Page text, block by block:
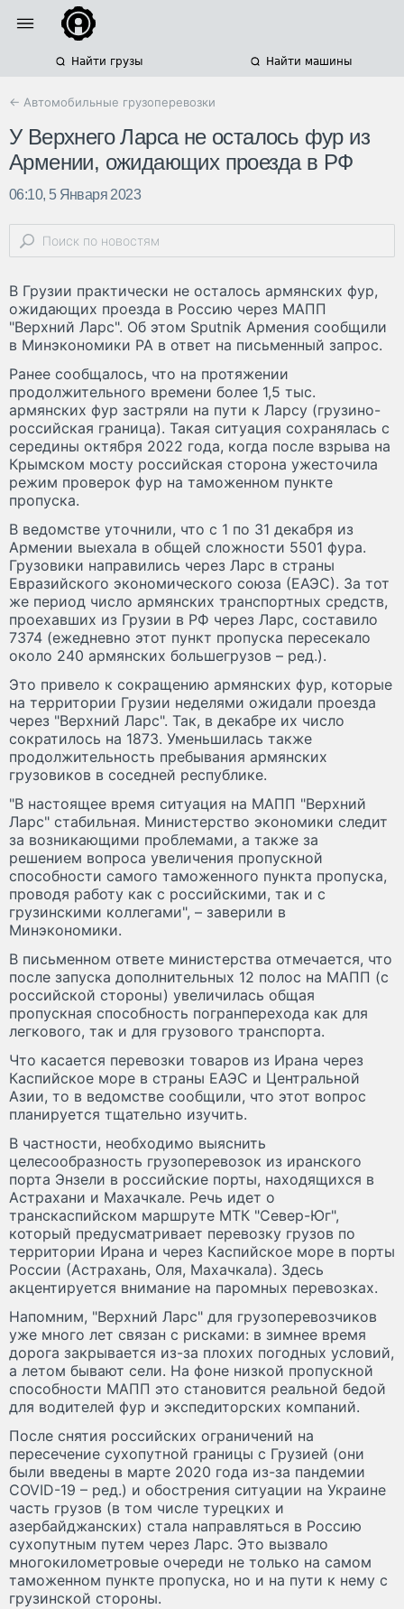
Найти грузы Найти машины
← Автомобильные грузоперевозки
У Верхнего Ларса не осталось фур из
Армении, ожидающих проезда в РФ
06:10, 5 Января 2023
В Грузии практически не осталось армянских фур,
ожидающих проезда в Россию через МАПП
"Верхний Ларс". Об этом Sputnik Армения сообщили
в Минэкономики РА в ответ на письменный запрос.
Ранее сообщалось, что на протяжении
продолжительного времени более 1,5 тыс.
армянских фур застряли на пути к Ларсу (грузино-
российская граница). Такая ситуация сохранялась с
середины октября 2022 года, когда после взрыва на
Крымском мосту российская сторона ужесточила
режим проверок фур на таможенном пункте
пропуска.
В ведомстве уточнили, что с 1 по 31 декабря из
Армении выехала в общей сложности 5501 фура.
Грузовики направились через Ларс в страны
Евразийского экономического союза (ЕАЭС). За тот
же период число армянских транспортных средств,
проехавших из Грузии в РФ через Ларс, составило
7374 (ежедневно этот пункт пропуска пересекало
около 240 армянских большегрузов – ред.).
Это привело к сокращению армянских фур, которые
на территории Грузии неделями ожидали проезда
через "Верхний Ларс". Так, в декабре их число
сократилось на 1873. Уменьшилась также
продолжительность пребывания армянских
грузовиков в соседней республике.
"В настоящее время ситуация на МАПП "Верхний
Ларс" стабильная. Министерство экономики следит
за возникающими проблемами, а также за
решением вопроса увеличения пропускной
способности самого таможенного пункта пропуска,
проводя работу как с российскими, так и с
грузинскими коллегами", – заверили в
Минэкономики.
В письменном ответе министерства отмечается, что
после запуска дополнительных 12 полос на МАПП (с
российской стороны) увеличилась общая
пропускная способность погранперехода как для
легкового, так и для грузового транспорта.
Что касается перевозки товаров из Ирана через
Каспийское море в страны ЕАЭС и Центральной
Азии, то в ведомстве сообщили, что этот вопрос
планируется тщательно изучить.
В частности, необходимо выяснить
целесообразность грузоперевозок из иранского
порта Энзели в российские порты, находящихся в
Астрахани и Махачкале. Речь идет о
транскаспийском маршруте МТК "Север-Юг",
который предусматривает перевозку грузов по
территории Ирана и через Каспийское море в порты
России (Астрахань, Оля, Махачкала). Здесь
акцентируется внимание на паромных перевозках.
Напомним, "Верхний Ларс" для грузоперевозчиков
уже много лет связан с рисками: в зимнее время
дорога закрывается из-за плохих погодных условий,
а летом бывают сели. На фоне низкой пропускной
способности МАПП это становится реальной бедой
для водителей фур и экспедиторских компаний.
После снятия российских ограничений на
пересечение сухопутной границы с Грузией (они
были введены в марте 2020 года из-за пандемии
COVID-19 – ред.) и обострения ситуации на Украине
часть грузов (в том числе турецких и
азербайджанских) стала направляться в Россию
сухопутным путем через Ларс. Это вызвало
многокилометровые очереди не только на самом
таможенном пункте пропуска, но и на пути к нему с
грузинской стороны.